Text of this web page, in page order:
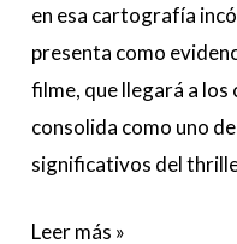
en esa cartografía
presenta como
filme, que llegará a los
consolida como uno
significativos del
Leer más »